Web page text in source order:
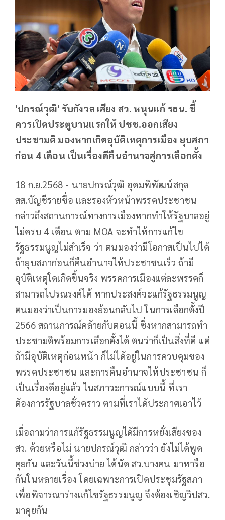
'ปกรณ์วุฒิ' รับกังวล เสียง สว. หนุนแก้ รธน. ชี้
ควรเปิดประตูบานแรกให้ ปชช.ออกเสียง
ประชามติ มองหากเกิดอุบัติเหตุการเมือง ยุบสภา
ก่อน 4 เดือน เป็นเรื่องดีคืนอำนาจสู่การเลือกตั้ง
18 ก.ย.2568 - นายปกรณ์วุฒิ อุดมพิพัฒน์สกุล
สส.บัญชีรายชื่อ และรองหัวหน้าพรรคประชาชน
กล่าวถึงสถานการณ์ทางการเมืองหากทำให้รัฐบาลอยู่
ไม่ครบ 4 เดือน ตาม MOA จะทำให้การแก้ไข
รัฐธรรมนูญไม่สำเร็จ ว่า ตนมองว่ามีโอกาสเป็นไปได้
ถ้ายุบสภาก่อนก็คืนอำนาจให้ประชาชนเร็ว ถ้ามี
อุบัติเหตุใดเกิดขึ้นจริง พรรคการเมืองแต่ละพรรคก็
สามารถไปรณรงค์ได้ หากประสงค์จะแก้รัฐธรรมนูญ
ตนมองว่าเป็นการมองย้อนกลับไป ในการเลือกตั้งปี
2566 สถานการณ์คล้ายกับตอนนี้ ซึ่งหากสามารถทำ
ประชามติพร้อมการเลือกตั้งได้ ตนว่าก็เป็นสิ่งที่ดี แต่
ถ้ามีอุบัติเหตุก่อนหน้า ก็ไม่ได้อยู่ในการควบคุมของ
พรรคประชาชน และการคืนอำนาจให้ประชาชน ก็
เป็นเรื่องดีอยู่แล้ว ในสภาวะการณ์แบบนี้ ที่เรา
ต้องการรัฐบาลชั่วคราว ตามที่เราได้ประกาศเอาไว้
เมื่อถามว่าการแก้รัฐธรรมนูญได้มีการหยั่งเสียงของ
สว. ด้วยหรือไม่ นายปกรณ์วุฒิ กล่าวว่า ยังไม่ได้พูด
คุยกัน และวันนี้ช่วงบ่าย ได้นัด สว.บางคน มาหารือ
กันในหลายเรื่อง โดยเฉพาะการเปิดประชุมรัฐสภา
เพื่อพิจารณาร่างแก้ไขรัฐธรรมนูญ จึงต้องเชิญวิปสว.
มาคุยกัน